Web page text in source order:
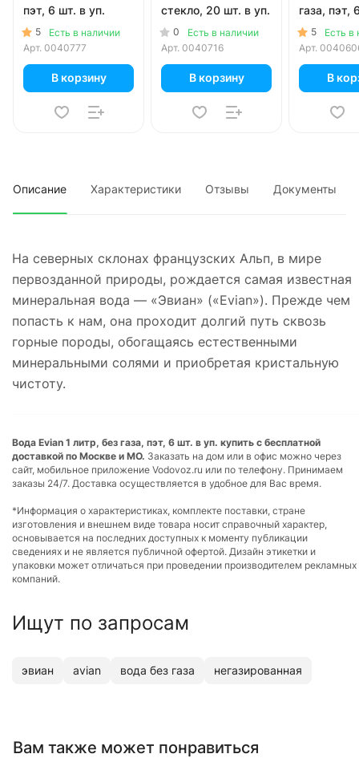
пэт, 6 шт. в уп.
5
Есть в наличии
Арт. 0040777
В корзину
стекло, 20 шт. в уп.
0
Есть в наличии
Арт. 0040716
В корзину
газа, пэт,
уп.5
Есть в
Арт.
В
Описание Характеристики Отзывы Документы
На северных склонах французских Альп, в мире
первозданной природы, рождается самая известная
минеральная вода — «Эвиан» («Evian»). Прежде чем
попасть к нам, она проходит долгий путь сквозь
горные породы, обогащаясь естественными
минеральными солями и приобретая кристальную
чистоту.
Вода Evian 1 литр, без газа, пэт, 6 шт. в уп. купить с бесплатной
доставкой по Москве и МО. Заказать на дом или в офис можно через
сайт, мобильное приложение Vodovoz.ru или по телефону. Принимаем
заказы 24/7. Доставка осуществляется в удобное для Вас время.
*Информация о характеристиках, комплекте поставки, стране
изготовления и внешнем виде товара носит справочный характер,
основывается на последних доступных к моменту публикации
сведениях и не является публичной офертой. Дизайн этикетки и
упаковки может отличаться при проведении производителем рекламных
компаний.
Ищут по запросам
эвиан avian вода без газа негазированная
Вам также может понравиться